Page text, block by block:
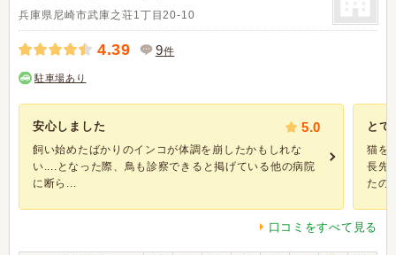
兵庫県尼崎市武庫之荘1丁目20-10
4.39 9件
駐車場あり
安心しました 5.0
飼い始めたばかりのインコが体調を崩したかもしれな
い....となった際、鳥も診察できると掲げている他の病院
に断ら...
とて
猫を
長先
たの
口コミをすべて見る